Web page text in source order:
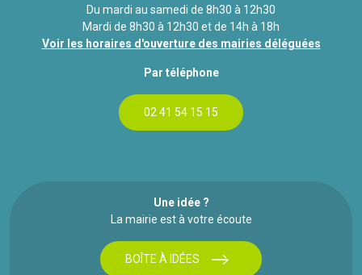
Du mardi au samedi de 8h30 à 12h30
Mardi de 8h30 à 12h30 et de 14h à 18h
Voir les horaires d'ouverture des mairies déléguées
Par téléphone
02 41 54 15 15
Une idée ?
La mairie est à votre écoute
BOÎTE À IDÉES